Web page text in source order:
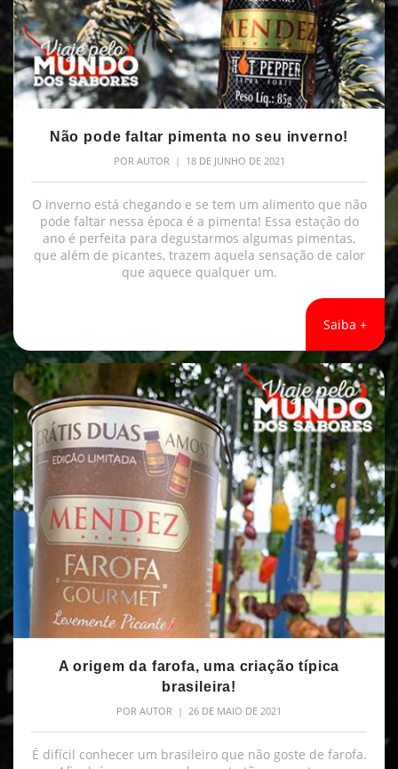
Não pode faltar pimenta no seu inverno!
POR AUTOR| 18 DE JUNHO DE 2021
O inverno está chegando e se tem um alimento que não
pode faltar nessa época é a pimenta! Essa estação do
ano é perfeita para degustarmos algumas pimentas,
que além de picantes, trazem aquela sensação de calor
que aquece qualquer um.
Saiba +
A origem da farofa, uma criação típica
brasileira!
POR AUTOR | 26 DE MAIO DE 2021
É difícil conhecer um brasileiro que não goste de farofa.